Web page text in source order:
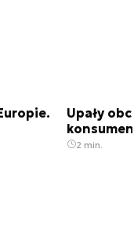
Upały
2 min.